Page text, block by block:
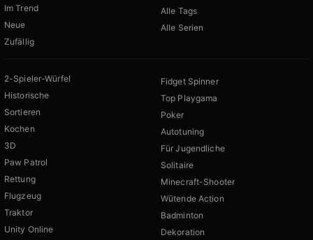
Im Trend
Neue
Zufällig
Alle Tags
Alle Serien
2-Spieler-Würfel
Historische
Sortieren
Kochen
3D
Paw Patrol
Rettung
Flugzeug
Traktor
Unity Online
Fidget Spinner
Top Playgama
Poker
Autotuning
Für Jugendliche
Solitaire
Minecraft-Shooter
Wütende Action
Badminton
Dekoration